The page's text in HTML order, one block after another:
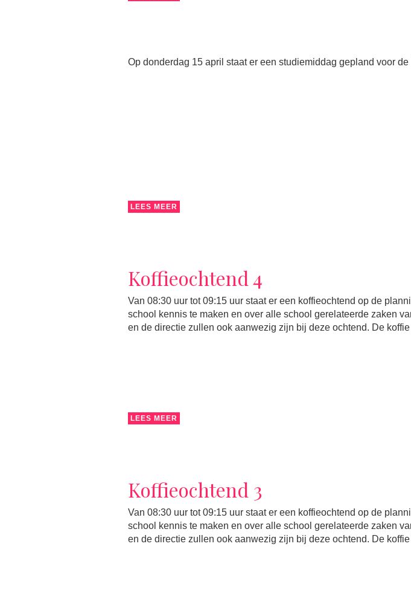
Op donderdag 15 april staat er een studiemiddag gepland voor
LEES MEER
Koffieochtend 4
Van 08:30 uur tot 09:15 uur staat er een koffieochtend op de
school kennis te maken en over alle school gerelateerde zaken
en de directie zullen ook aanwezig zijn bij deze ochtend. De
LEES MEER
Koffieochtend 3
Van 08:30 uur tot 09:15 uur staat er een koffieochtend op de
school kennis te maken en over alle school gerelateerde zaken
en de directie zullen ook aanwezig zijn bij deze ochtend. De